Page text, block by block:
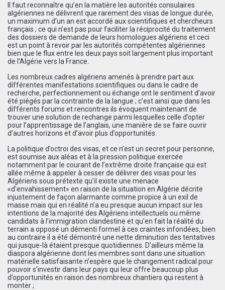
Il faut reconnaître qu’en la matière les autorités consulaires
algériennes ne délivrent que rarement des visas de longue durée,
un maximum d’un an est accordé aux scientifiques et chercheurs
français ; ce qui n’est pas pour faciliter la réciprocité du traitement
des dossiers de demande de leurs homologues algériens et ceci
est un point à revoir par les autorités compétentes algériennes
bien que le flux entre les deux pays soit largement plus important
de l’Algérie vers la France.
Les nombreux cadres algériens amenés à prendre part aux
différentes manifestations scientifiques ou dans le cadre de
recherche, perfectionnement ou échange ont le sentiment d’avoir
été piégés par la contrainte de la langue ; c’est ainsi que dans les
différents forums et rencontres ils évoquent maintenant de
trouver une solution de rechange parmi lesquelles celle d’opter
pour l’apprentissage de l’anglais, une manière de se faire ouvrir
d’autres horizons et d’avoir plus d’opportunités.
La politique d’octroi des visas, et ce n’est un secret pour personne,
est soumise aux aléas et à la pression politique exercée
notamment par le courant de l’extrême droite française qui est
allée même à appeler à cesser de délivrer des visas pour les
Algériens sous prétexte qu’il existe une menace
«d’envahissement» en raison de la situation en Algérie décrite
injustement de façon alarmante comme propice à un exil de
masse mais qui en réalité n’a eu presque aucun impact sur les
intentions de la majorité des Algériens intellectuels ou même
candidats à l’immigration clandestine et qu’en fait la réalité du
terrain a opposé un démenti formel à ces craintes infondées, bien
au contraire il a été démontré une nette diminution des tentatives
qui jusque-là étaient presque quotidiennes. D’ailleurs même la
diaspora algérienne dont les membres sont dans une situation
matérielle satisfaisante n’espère que le changement radical pour
pouvoir s’investir dans leur pays qui leur offre beaucoup plus
d’opportunités en raison des nombreux chantiers qui restent à
monter ;